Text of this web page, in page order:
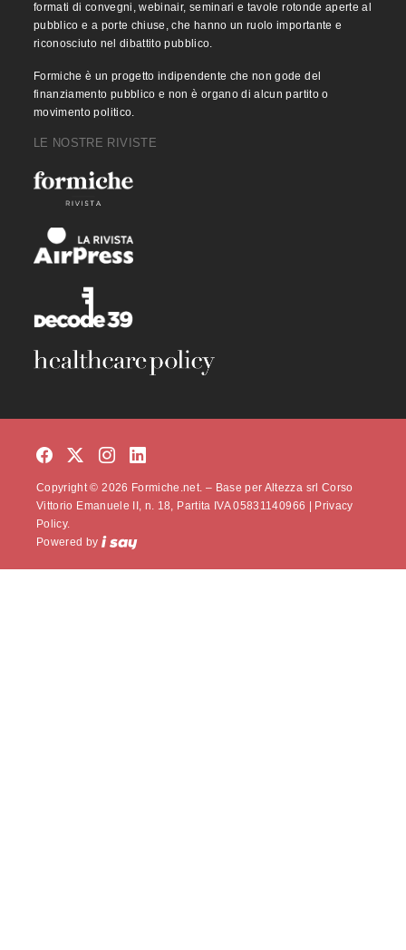
formati di convegni, webinair, seminari e tavole rotonde aperte al
pubblico e a porte chiuse, che hanno un ruolo importante e
riconosciuto nel dibattito pubblico.
Formiche è un progetto indipendente che non gode del
finanziamento pubblico e non è organo di alcun partito o
movimento politico.
LE NOSTRE RIVISTE
Copyright © 2026 Formiche.net. – Base per Altezza srl Corso
Vittorio Emanuele II, n. 18, Partita IVA 05831140966 |
Privacy
Policy.
Powered by